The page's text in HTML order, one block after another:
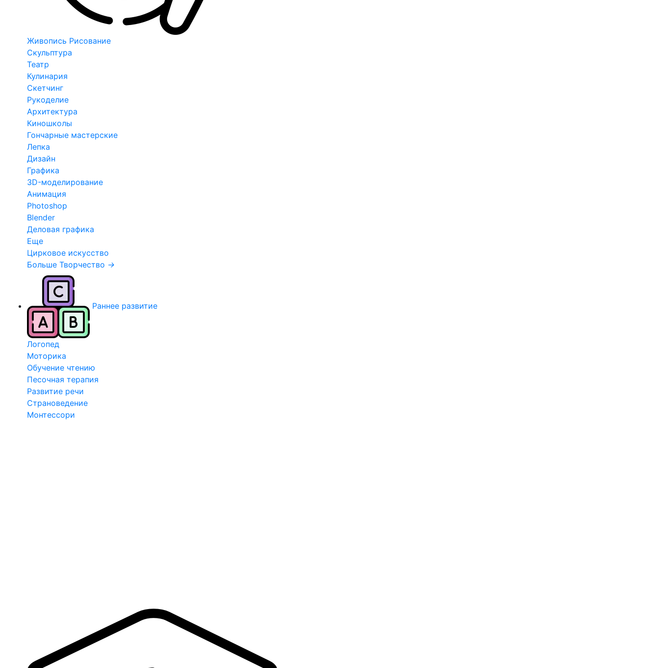
Живопись Рисование
Скульптура
Театр
Кулинария
Скетчинг
Рукоделие
Архитектура
Киношколы
Гончарные мастерские
Лепка
Дизайн
Графика
3D-моделирование
Анимация
Photoshop
Blender
Деловая графика
Еще
Цирковое искусство
Больше Творчество →
Раннее развитие
Логопед
Моторика
Обучение чтению
Песочная терапия
Развитие речи
Страноведение
Монтессори